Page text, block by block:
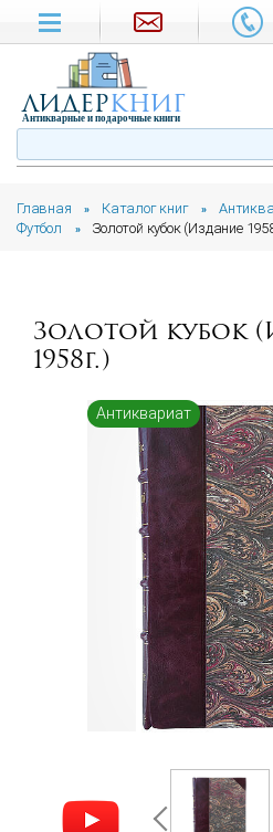
Главная » Каталог книг »
Футбол » Золотой кубок (Издание
Золотой кубок
1958г.)
Антиквариат
лидеркниг
Антикварные и подарочные книги